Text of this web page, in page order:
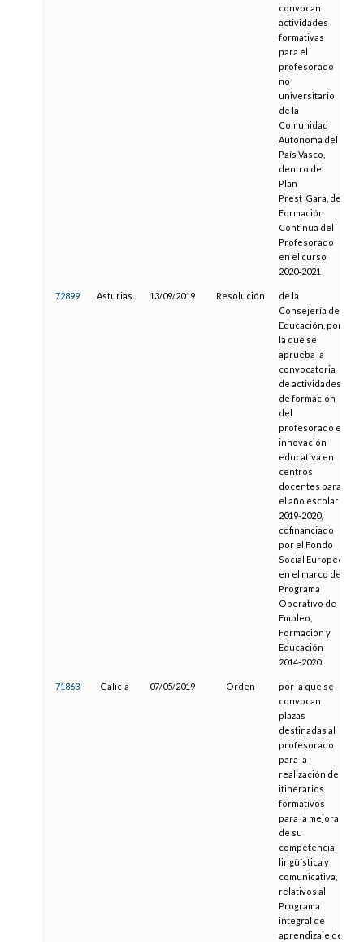
convocan
actividades
formativas
para el
profesorado
no
universitario
de la
Comunidad
Autónoma del
País Vasco,
dentro del
Plan
Prest_Gara, de
Formación
Continua del
Profesorado
en el curso
2020-2021
72899 Asturias 13/09/2019 Resolución
de la
Consejería de
Educación, por
la que se
aprueba la
convocatoria
de actividades
de formación
del
profesorado e
innovación
educativa en
centros
docentes para
el año escolar
2019-2020,
cofinanciado
por el Fondo
Social Europeo
en el marco del
Programa
Operativo de
Empleo,
Formación y
Educación
2014-2020
71863 Galicia 07/05/2019 Orden
por la que se
convocan
plazas
destinadas al
profesorado
para la
realización de
itinerarios
formativos
para la mejora
de su
competencia
lingüística y
comunicativa,
relativos al
Programa
integral de
aprendizaje de